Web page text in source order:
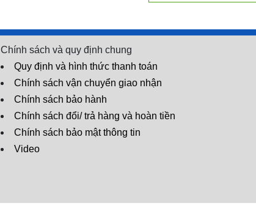
Chính sách và quy định chung
Quy định và hình thức thanh toán
Chính sách vận chuyển giao nhận
Chính sách bảo hành
Chính sách đổi/ trả hàng và hoàn tiền
Chính sách bảo mật thông tin
Video